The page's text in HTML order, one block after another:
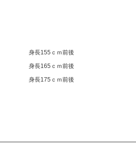
身長155ｃｍ前後
身長165ｃｍ前後
身長175ｃｍ前後